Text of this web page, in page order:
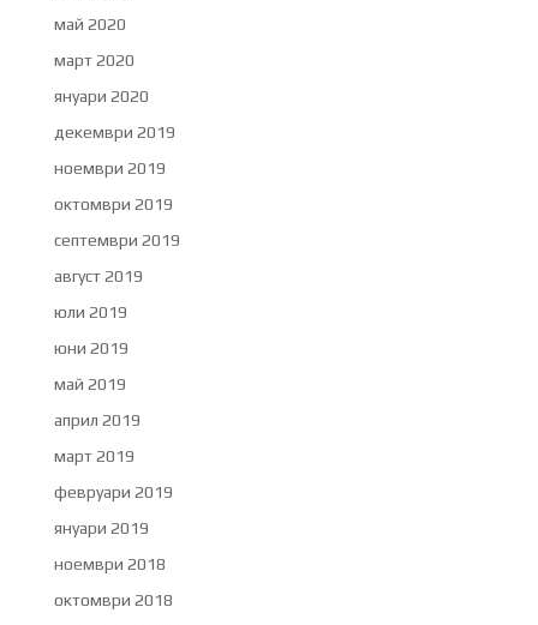
май 2020
март 2020
януари 2020
декември 2019
ноември 2019
октомври 2019
септември 2019
август 2019
юли 2019
юни 2019
май 2019
април 2019
март 2019
февруари 2019
януари 2019
ноември 2018
октомври 2018